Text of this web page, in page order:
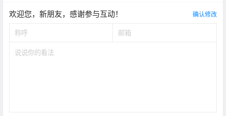
欢迎您，新朋友，感谢参与互动！ 确认修改